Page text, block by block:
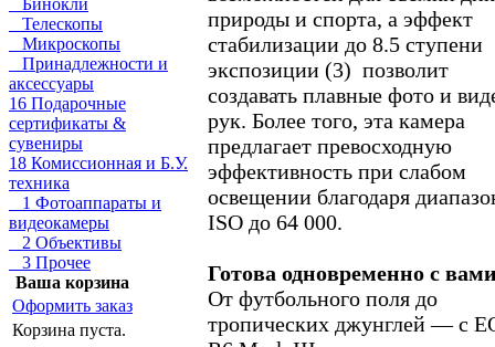
Бинокли
Телескопы
Микроскопы
Принадлежности и
аксессуары
16 Подарочные
сертификаты &
сувениры
18 Комиссионная и Б.У.
техника
1 Фотоаппараты и
видеокамеры
2 Объективы
3 Прочее
Ваша корзина
Оформить заказ
Корзина пуста.
природы и спорта, а эффект
стабилизации до 8.5 ступени
экспозиции (3) позволит
создавать плавные фото и
рук. Более того, эта камера
предлагает превосходную
эффективность при слабом
освещении благодаря
ISO до 64 000.
Готова одновременно с
От футбольного поля до
тропических джунглей — с